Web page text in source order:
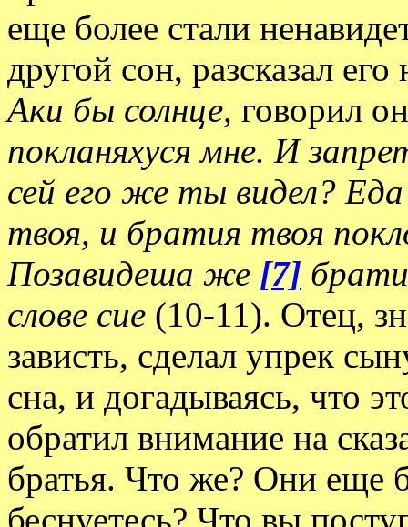
еще более стали
другой сон, разсказал
Аки бы солнце, говорил
покланяхуся мне. И
сей его же ты видел?
твоя, и братия твоя
Позавидеша же [7]
слове сие (10-11). Отец,
зависть, сделал упрек
сна, и догадываясь, что
обратил внимание на
братья. Что же? Они еще
беснуетесь? Что вы